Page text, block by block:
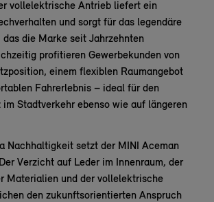
vollelektrische Antrieb liefert ein
und sorgt für das legendäre
die Marke seit Jahrzehnten
profitieren Gewerbekunden von
einem flexiblen Raumangebot
Fahrerlebnis – ideal für den
Stadtverkehr ebenso wie auf längeren
Nachhaltigkeit setzt der MINI Aceman
Verzicht auf Leder im Innenraum, der
Materialien und der vollelektrische
den zukunftsorientierten Anspruch